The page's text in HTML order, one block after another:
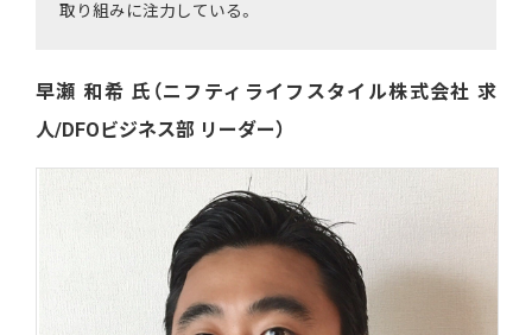
取り組みに注力している。
早瀬 和希 氏（ニフティライフスタイル株式会社 求
人/DFOビジネス部 リーダー）